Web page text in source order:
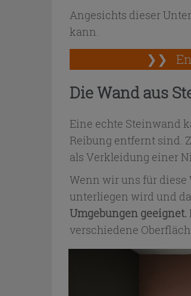
Angesichts dieser
kann.
❯❯
Die Wand aus
Eine echte Steinwand
Reibung entfernt sind.
als Verkleidung einer
Wenn wir uns für diese
unterliegen wird und
Umgebungen geeignet.
verschiedene